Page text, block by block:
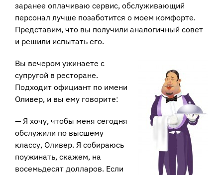
заранее оплачиваю сервис, обслуживающий
персонал лучше позаботится о моем комфорте.
Представим, что вы получили аналогичный совет
и решили испытать его.
Вы вечером ужинаете с
супругой в ресторане.
Подходит официант по имени
Оливер, и вы ему говорите:
— Я хочу, чтобы меня сегодня
обслужили по высшему
классу, Оливер. Я собираюсь
поужинать, скажем, на
восемьдесят долларов. Если